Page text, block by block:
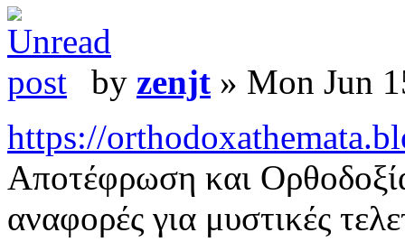
by zenjt » Mon Jun
https://
Αποτέφρωση και
αναφορές για μυστικές